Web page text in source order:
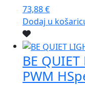
73,88€
Dodaj u
BE
PWM